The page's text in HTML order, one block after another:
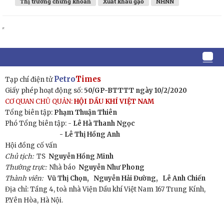
Tạp chí điện tửPetroTimes
Giấy phép hoạt động số: 50/GP-BTTTT ngày 10/2/2020
CƠ QUAN CHỦ QUẢN:HỘI DẦU KHÍ VIỆT NAM
Tổng biên tập: Phạm Thuận Thiên
Phó Tổng biên tập: - Lê Hà Thanh Ngọc
- Lê Thị Hồng Anh
Hội đồng cố vấn
Chủ tịch:TS Nguyễn Hồng Minh
Thường trực: Nhà báo Nguyễn Như Phong
Thành viên: Vũ Thị Chọn, Nguyễn Hải Đường,
Lê Anh Chiến
Địa chỉ: Tầng 4, toà nhà Viện Dầu khí Việt Nam 167 Trung Kính,
P.Yên Hòa, Hà Nội.